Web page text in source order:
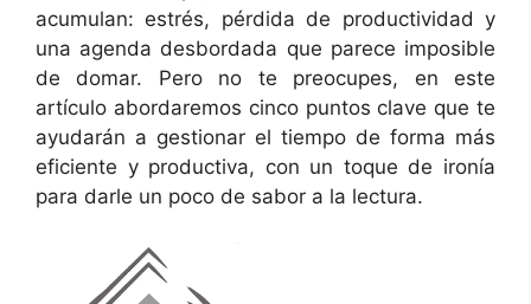
acumulan: estrés, pérdida de productividad y
una agenda desbordada que parece imposible
de domar. Pero no te preocupes, en este
artículo abordaremos cinco puntos clave que te
ayudarán a gestionar el tiempo de forma más
eficiente y productiva, con un toque de ironía
para darle un poco de sabor a la lectura.